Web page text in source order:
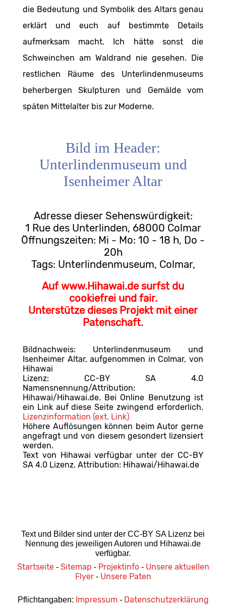
die Bedeutung und Symbolik des Altars genau
erklärt und euch auf bestimmte Details
aufmerksam macht. Ich hätte sonst die
Schweinchen am Waldrand nie gesehen. Die
restlichen Räume des Unterlindenmuseums
beherbergen Skulpturen und Gemälde vom
späten Mittelalter bis zur Moderne.
Bild im Header:
Unterlindenmuseum und
Isenheimer Altar
Adresse dieser Sehenswürdigkeit:
1 Rue des Unterlinden, 68000 Colmar
Öffnungszeiten: Mi - Mo: 10 - 18 h, Do -
20h
Tags: Unterlindenmuseum, Colmar,
Auf www.Hihawai.de surfst du
cookiefrei und fair.
Unterstütze dieses Projekt mit einer
Patenschaft.
Bildnachweis: Unterlindenmuseum und
Isenheimer Altar, aufgenommen in Colmar, von
Hihawai
Lizenz: CC-BY SA 4.0
Namensnennung/Attribution:
Hihawai/Hihawai.de. Bei Online Benutzung ist
ein Link auf diese Seite zwingend erforderlich.
Lizenzinformation (ext. Link)
Höhere Auflösungen können beim Autor gerne
angefragt und von diesem gesondert lizensiert
werden.
Text von Hihawai verfügbar unter der CC-BY
SA 4.0 Lizenz. Attribution: Hihawai/Hihawai.de
Text und Bilder sind unter der CC-BY SA Lizenz bei
Nennung des jeweiligen Autoren und Hihawai.de
verfügbar.
Startseite- Sitemap - Projektinfo- Unsere aktuellen
Flyer- Unsere Paten
Pflichtangaben: Impressum - Datenschutzerklärung